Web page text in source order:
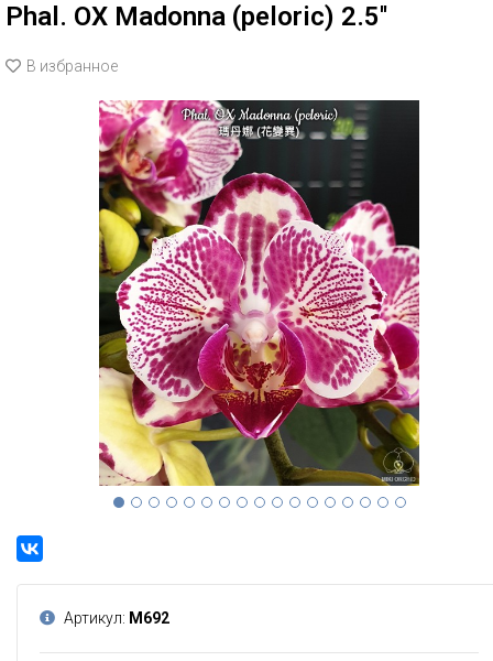
Phal. OX Madonna (peloric) 2.5''
В избранное
Артикул: М692